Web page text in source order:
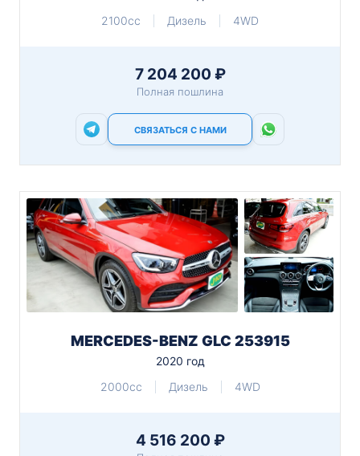
2100cc
Дизель 4WD
7 204 200 ₽
Полная пошлина
СВЯЗАТЬСЯ С НАМИ
MERCEDES-BENZ GLC 253915
2020 год
2000cc
Дизель 4WD
4 516 200 ₽